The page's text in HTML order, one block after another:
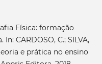
Física: formação
CARDOSO, C.; SILVA,
e prática no ensino